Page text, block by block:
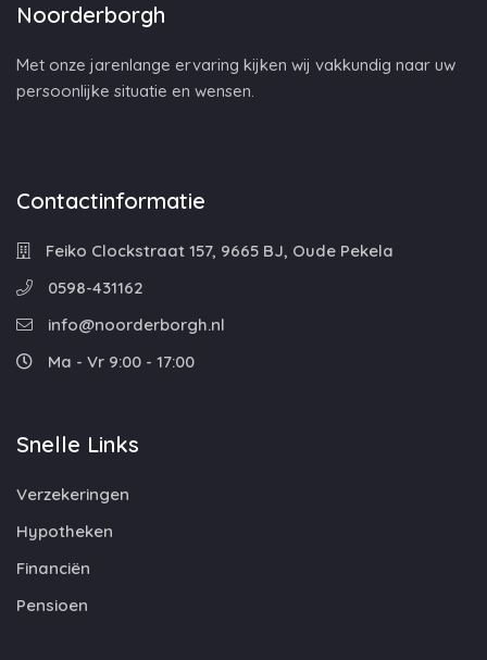
Noorderborgh
Met onze jarenlange ervaring kijken wij vakkundig naar uw
persoonlijke situatie en wensen.
Contactinformatie
Feiko Clockstraat 157, 9665 BJ, Oude Pekela
0598-431162
info@noorderborgh.nl
Ma - Vr 9:00 - 17:00
Snelle Links
Verzekeringen
Hypotheken
Financiën
Pensioen